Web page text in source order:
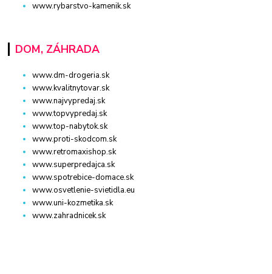
www.rybarstvo-kamenik.sk
DOM, ZÁHRADA
www.dm-drogeria.sk
www.kvalitnytovar.sk
www.najvypredaj.sk
www.topvypredaj.sk
www.top-nabytok.sk
www.proti-skodcom.sk
www.retromaxishop.sk
www.superpredajca.sk
www.spotrebice-domace.sk
www.osvetlenie-svietidla.eu
www.uni-kozmetika.sk
www.zahradnicek.sk